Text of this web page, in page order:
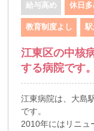
給与高め 休日
教育制度よし
江東区の中核
する病院です。
江東病院は、大島
です。
2010年にはリニュ